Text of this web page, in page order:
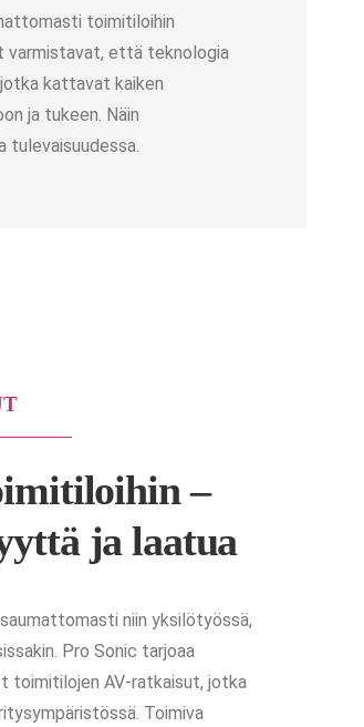
toimitiloihin
varmistavat, että teknologia
kattavat kaiken
ja tukeen. Näin
–
ja laatua
niin yksilötyössä,
Pro Sonic tarjoaa
toimitilojen AV-ratkaisut, jotka
Toimiva